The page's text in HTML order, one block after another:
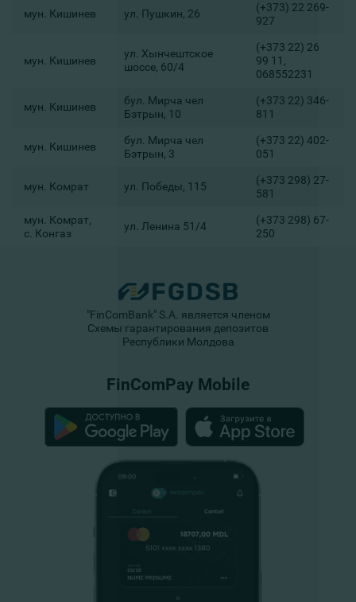
мун. Кишинев ул. Пушкин, 26
(+373) 22 269-
927
мун. Кишинев
ул. Хынчештское
шоссе, 60/4
(+373 22) 26
99 11,
068552231
мун. Кишинев
бул. Мирча чел
Бэтрын, 10
(+373 22) 346-
811
мун. Кишинев
бул. Мирча чел
Бэтрын, 3
(+373 22) 402-
051
мун. Комрат ул. Победы, 115
(+373 298) 27-
581
мун. Комрат,
с. Конгаз
ул. Ленина 51/4
(+373 298) 67-
250
"FinComBank" S.A. является членом
Схемы гарантирования депозитов
Республики Молдова
FinComPay Mobile